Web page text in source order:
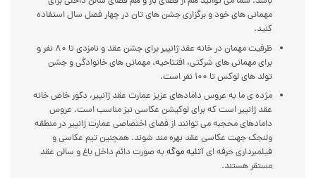
مهمانی های خود و برگزاری جشن های تان در چهار فصل سال استفاده
کنید.
ظرفیت مهمان در خانه عقد ژانپیر برای جشن عقد و نامزدی تا ۸۰ نفر و
برای مهمانی های شرکتی، افتتاحیه، مهمانی های خانوادگی و جشن
تولد های لوکس تا ۱۰۰ نفر است.
مژده ی ما به عروس دامادهای عزیز عمارت عقد ژانپیر، دکور خاص خانه
عقد ژانپیر است که برای لوکیشن عکاسی نیز مناسب است. عروس
دامادهای محجبه می توانند از فضای اختصاصی عمارت ژانپیر در منطقه
ولنجک جهت عکاسی عقد بهره مند شوند. همچنین تیم عکاسی و
فیلمبرداری حرفه ایآتلیه موگهبه صورت دائم داخل باغ و سالن عقد
مستقر هستند.